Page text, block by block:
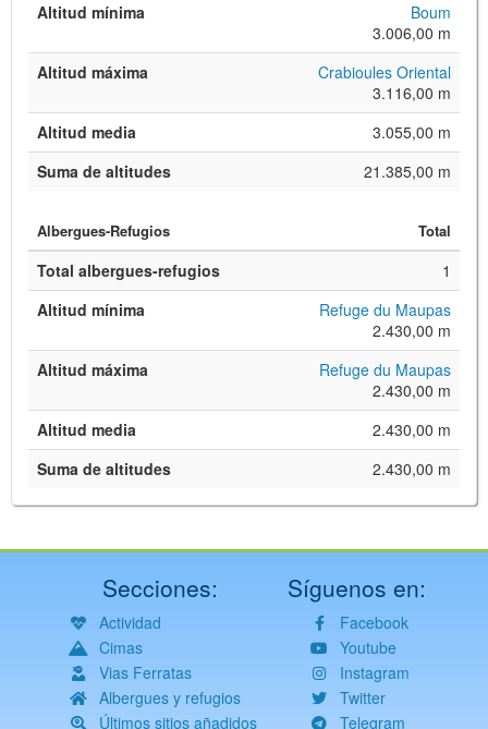
©Institut Cartogràfic i Geològic de
CC BY-SH 4.0)
Altitud mínima
Boum
3.006,00 m
Altitud máxima
Crabioules Oriental
3.116,00 m
Altitud media
3.055,00 m
Suma de altitudes
21.385,00 m
Albergues-Refugios Total
Total albergues-refugios
1
Altitud mínima
Refuge du Maupas
2.430,00 m
Altitud máxima
Refuge du Maupas
2.430,00 m
Altitud media
2.430,00 m
Suma de altitudes
2.430,00 m
Secciones:
Actividad
Cimas
Vias Ferratas
Albergues y refugios
Últimos sitios añadidos
Síguenos en:
Facebook
Youtube
Instagram
Twitter
Telegram